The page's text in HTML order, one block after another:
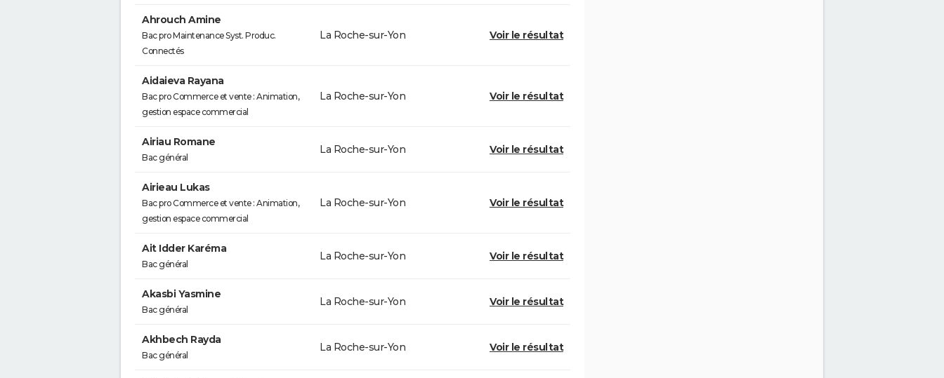
Ahrouch Amine
Bac pro Maintenance Syst. Produc.
Connectés
La Roche-sur-Yon Voir le résultat
Aidaieva Rayana
Bac pro Commerce et vente : Animation,
gestion espace commercial
La Roche-sur-Yon Voir le résultat
Airiau Romane
Bac général
La Roche-sur-Yon Voir le résultat
Airieau Lukas
Bac pro Commerce et vente : Animation,
gestion espace commercial
La Roche-sur-Yon Voir le résultat
Ait Idder Karéma
Bac général
La Roche-sur-Yon Voir le résultat
Akasbi Yasmine
Bac général
La Roche-sur-Yon Voir le résultat
Akhbech Rayda
Bac général
La Roche-sur-Yon Voir le résultat